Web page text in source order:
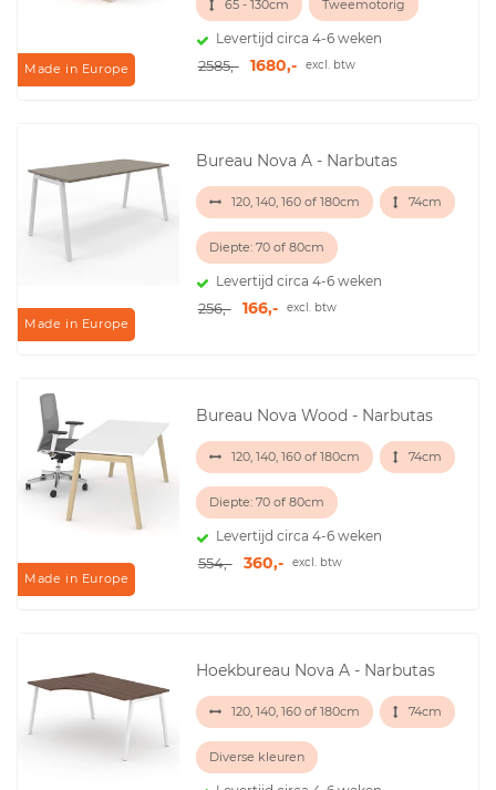
Made in Europe
65 - 130cm Tweemotorig
Levertijd circa 4-6 weken
2585,- 1680,- excl. btw
Made in Europe
Bureau Nova A - Narbutas
120, 140, 160 of 180cm 74cm
Diepte: 70 of 80cm
Levertijd circa 4-6 weken
256,- 166,- excl. btw
Made in Europe
Bureau Nova Wood - Narbutas
120, 140, 160 of 180cm 74cm
Diepte: 70 of 80cm
Levertijd circa 4-6 weken
554,- 360,- excl. btw
Hoekbureau Nova A - Narbutas
120, 140, 160 of 180cm 74cm
Diverse kleuren